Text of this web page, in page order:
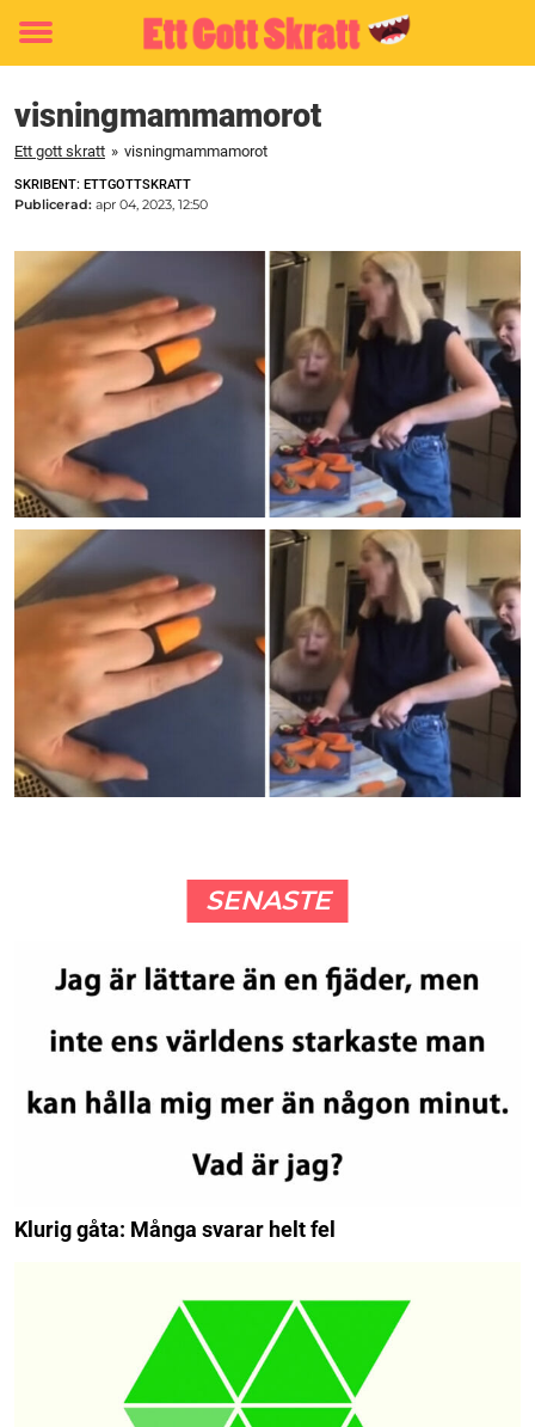
Toggle
visningmammamorot
Ett gott skratt » visningmammamorot
SKRIBENT: ETTGOTTSKRATT
Publicerad: apr 04, 2023, 12:50
SENASTE
Klurig gåta: Många svarar helt fel